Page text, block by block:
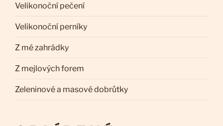
Velikonoční pečení
Velikonoční perníky
Z mé zahrádky
Z mejlových forem
Zeleninové a masové dobrůtky